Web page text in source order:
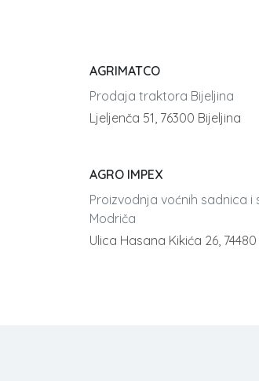
AGRIMATCO
Prodaja traktora Bijeljina
Ljeljenča 51, 76300 Bijeljina
AGRO IMPEX
Proizvodnja voćnih sadnica i
Modriča
Ulica Hasana Kikića 26,